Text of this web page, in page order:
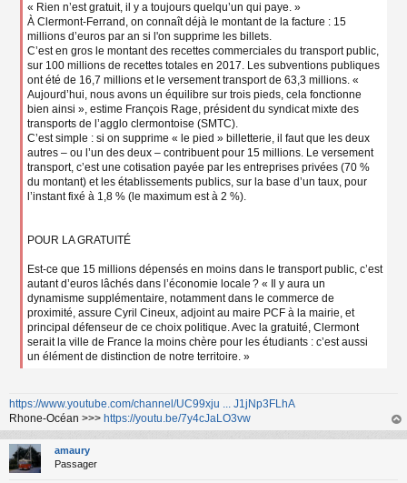
« Rien n’est gratuit, il y a toujours quelqu’un qui paye. »
À Clermont-Ferrand, on connaît déjà le montant de la facture : 15
millions d’euros par an si l'on supprime les billets.
C’est en gros le montant des recettes commerciales du transport public,
sur 100 millions de recettes totales en 2017. Les subventions publiques
ont été de 16,7 millions et le versement transport de 63,3 millions. «
Aujourd’hui, nous avons un équilibre sur trois pieds, cela fonctionne
bien ainsi », estime François Rage, président du syndicat mixte des
transports de l’agglo clermontoise (SMTC).
C’est simple : si on supprime « le pied » billetterie, il faut que les deux
autres – ou l’un des deux – contribuent pour 15 millions. Le versement
transport, c’est une cotisation payée par les entreprises privées (70 %
du montant) et les établissements publics, sur la base d’un taux, pour
l’instant fixé à 1,8 % (le maximum est à 2 %).
POUR LA GRATUITÉ
Est-ce que 15 millions dépensés en moins dans le transport public, c’est
autant d’euros lâchés dans l’économie locale ? « Il y aura un
dynamisme supplémentaire, notamment dans le commerce de
proximité, assure Cyril Cineux, adjoint au maire PCF à la mairie, et
principal défenseur de ce choix politique. Avec la gratuité, Clermont
serait la ville de France la moins chère pour les étudiants : c’est aussi
un élément de distinction de notre territoire. »
https://www.youtube.com/channel/UC99xju ... J1jNp3FLhA
Rhone-Océan >>> https://youtu.be/7y4cJaLO3vw
au
amaury
Passager